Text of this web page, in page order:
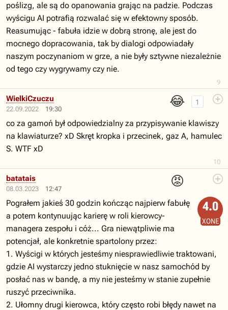
9
poślizg, ale są do opanowania grając na padzie. Podczas
wyścigu AI potrafią rozwalać się w efektowny sposób.
Reasumując - fabuła idzie w dobrą stronę, ale jest do
mocnego dopracowania, tak by dialogi odpowiadały
naszym poczynaniom w grze, a nie były sztywne niezależnie
od tego czy wygrywamy czy nie.
22.09.2022 19:30
😂
10
1
WielkiCzuczu
co za gamoń był odpowiedzialny za przypisywanie klawiszy
na klawiaturze? xD Skręt kropka i przecinek, gaz A, hamulec
S. WTF xD
08.03.2023 12:47
😡
batatais
4.0
XONE
Pograłem jakieś 30 godzin kończąc najpierw fabułę
a potem kontynuując karierę w roli kierowcy-
managera zespołu i cóż... Gra niewątpliwie ma
potencjał, ale konkretnie spartolony przez:
1. Wyścigi w których jesteśmy niesprawiedliwie traktowani,
gdzie AI wystarczy jedno stuknięcie w nasz samochód by
posłać nas w bandę, a my nie jesteśmy w stanie zupełnie
ruszyć przeciwnika.
2. Ułomny drugi kierowca, który często robi błędy nawet na